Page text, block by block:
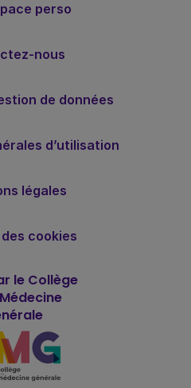
perso
nous
de données
d’utilisation
légales
cookies
le Collège